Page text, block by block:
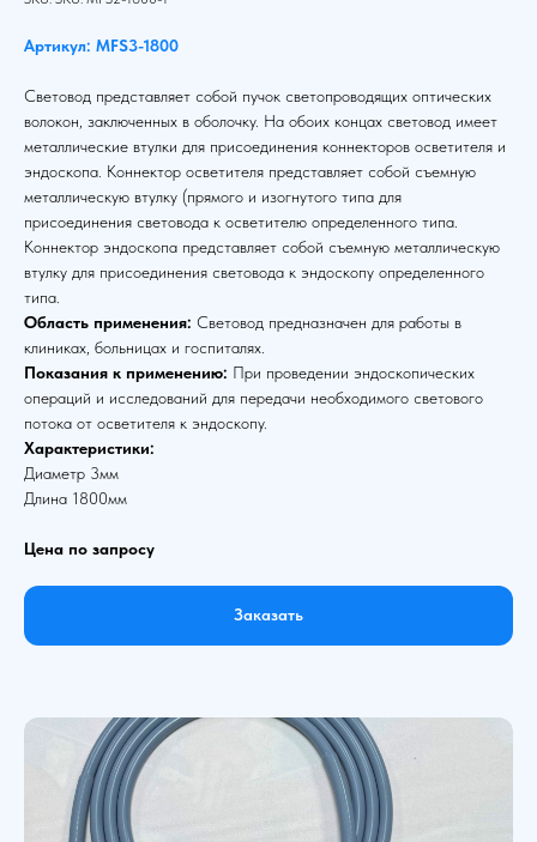
Артикул: MFS3-1800
Световод представляет собой пучок светопроводящих оптических
волокон, заключенных в оболочку. На обоих концах световод имеет
металлические втулки для присоединения коннекторов осветителя и
эндоскопа. Коннектор осветителя представляет собой съемную
металлическую втулку (прямого и изогнутого типа для
присоединения световода к осветителю определенного типа.
Коннектор эндоскопа представляет собой съемную металлическую
втулку для присоединения световода к эндоскопу определенного
типа.
Область применения: Световод предназначен для работы в
клиниках, больницах и госпиталях.
Показания к применению: При проведении эндоскопических
операций и исследований для передачи необходимого светового
потока от осветителя к эндоскопу.
Характеристики:
Диаметр 3мм
Длина 1800мм
Цена по запросу
Заказать